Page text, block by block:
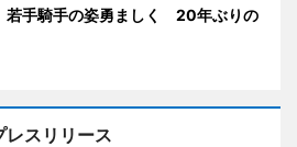
若手騎手の姿勇ましく 20年ぶりの
レスリリース